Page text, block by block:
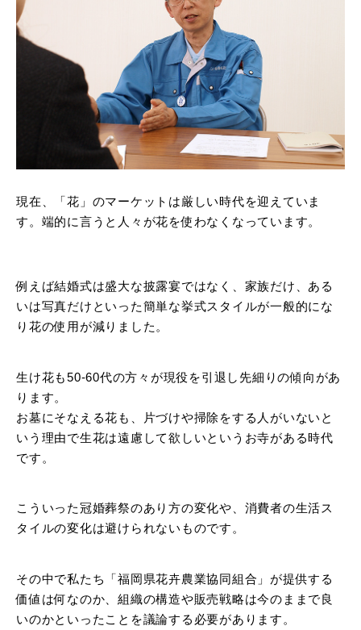
現在、「花」のマーケットは厳しい時代を迎えていま
す。端的に言うと人々が花を使わなくなっています。
例えば結婚式は盛大な披露宴ではなく、家族だけ、ある
いは写真だけといった簡単な挙式スタイルが一般的にな
り花の使用が減りました。
生け花も50-60代の方々が現役を引退し先細りの傾向があ
ります。
お墓にそなえる花も、片づけや掃除をする人がいないと
いう理由で生花は遠慮して欲しいというお寺がある時代
です。
こういった冠婚葬祭のあり方の変化や、消費者の生活ス
タイルの変化は避けられないものです。
その中で私たち「福岡県花卉農業協同組合」が提供する
価値は何なのか、組織の構造や販売戦略は今のままで良
いのかといったことを議論する必要があります。